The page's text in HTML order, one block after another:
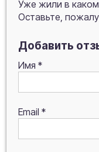
Уже жили в
Оставьте,
Добавить
Имя *
Email *